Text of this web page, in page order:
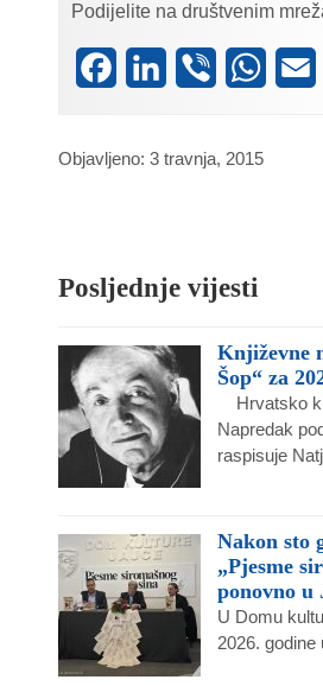
Podijelite na društvenim
FacebookLinkedInViber
Objavljeno: 3 travnja, 2015
Posljednje vijesti
Književne
Šop“ za
Hrvatsko
Napredak
raspisuje
Nakon sto
„Pjesme
ponovno u
U Domu
2026. godine